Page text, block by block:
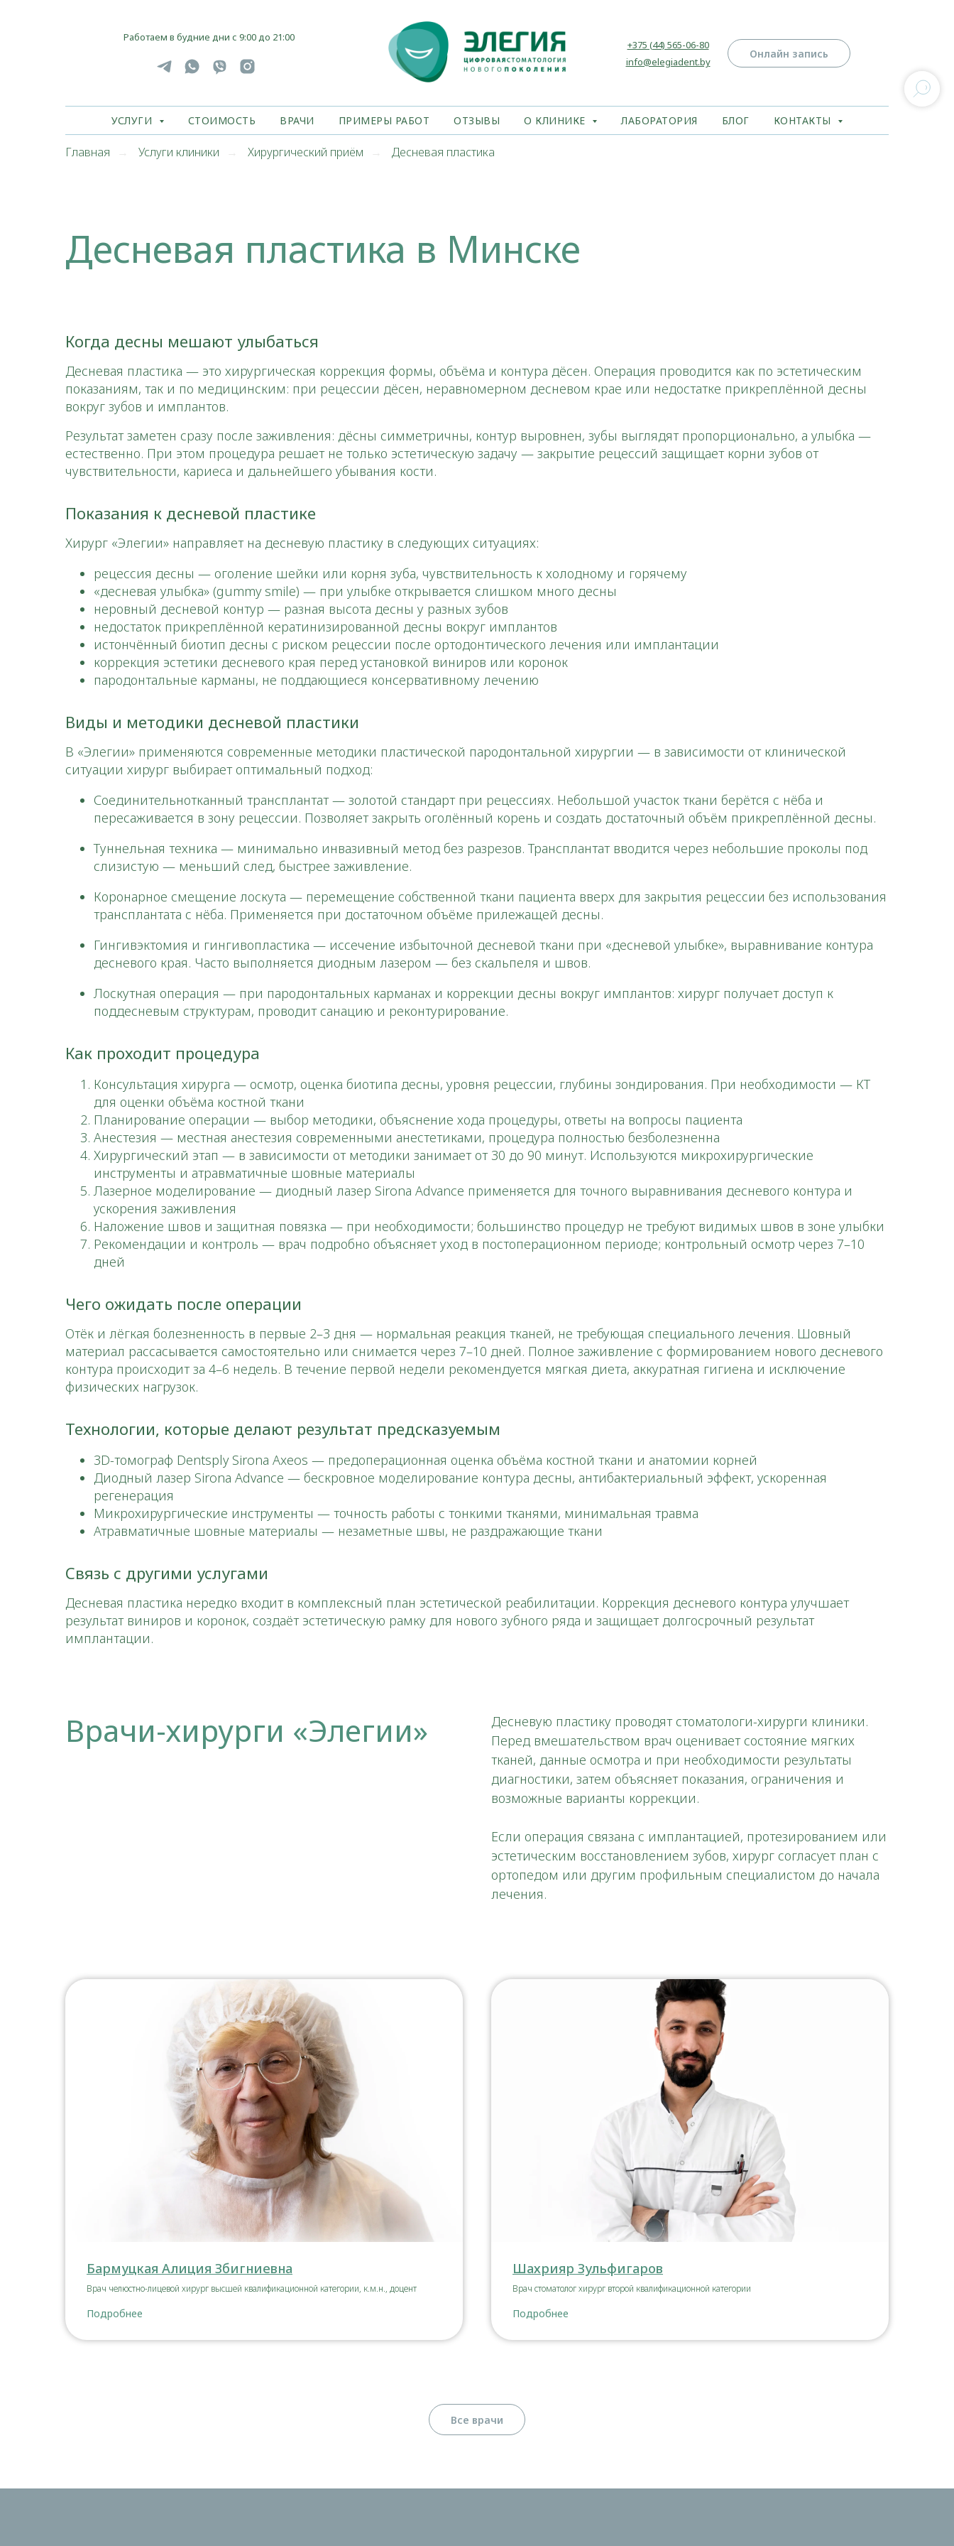
Работаем в будние дни с 9:00 до 21:00
+375 (44) 565-06-80
info@elegiadent.by
Онлайн запись
УСЛУГИ СТОИМОСТЬ ВРАЧИ ПРИМЕРЫ РАБОТ ОТЗЫВЫ О КЛИНИКЕ ЛАБОРАТОРИЯ БЛОГ КОНТАКТЫ
Главная → Услуги клиники → Хирургический приём → Десневая пластика
Десневая пластика в Минске
Когда десны мешают улыбаться
Десневая пластика — это хирургическая коррекция формы, объёма и контура дёсен. Операция проводится как по эстетическим
показаниям, так и по медицинским: при рецессии дёсен, неравномерном десневом крае или недостатке прикреплённой десны
вокруг зубов и имплантов.​
Результат заметен сразу после заживления: дёсны симметричны, контур выровнен, зубы выглядят пропорционально, а улыбка —
естественно. При этом процедура решает не только эстетическую задачу — закрытие рецессий защищает корни зубов от
чувствительности, кариеса и дальнейшего убывания кости.​
Показания к десневой пластике
Хирург «Элегии» направляет на десневую пластику в следующих ситуациях:
рецессия десны — оголение шейки или корня зуба, чувствительность к холодному и горячему
«десневая улыбка» (gummy smile) — при улыбке открывается слишком много десны
неровный десневой контур — разная высота десны у разных зубов
недостаток прикреплённой кератинизированной десны вокруг имплантов
истончённый биотип десны с риском рецессии после ортодонтического лечения или имплантации
коррекция эстетики десневого края перед установкой виниров или коронок
пародонтальные карманы, не поддающиеся консервативному лечению
Виды и методики десневой пластики
В «Элегии» применяются современные методики пластической пародонтальной хирургии — в зависимости от клинической
ситуации хирург выбирает оптимальный подход:​
Соединительнотканный трансплантат — золотой стандарт при рецессиях. Небольшой участок ткани берётся с нёба и
пересаживается в зону рецессии. Позволяет закрыть оголённый корень и создать достаточный объём прикреплённой десны.
Туннельная техника — минимально инвазивный метод без разрезов. Трансплантат вводится через небольшие проколы под
слизистую — меньший след, быстрее заживление.
Коронарное смещение лоскута — перемещение собственной ткани пациента вверх для закрытия рецессии без использования
трансплантата с нёба. Применяется при достаточном объёме прилежащей десны.
Гингивэктомия и гингивопластика — иссечение избыточной десневой ткани при «десневой улыбке», выравнивание контура
десневого края. Часто выполняется диодным лазером — без скальпеля и швов.
Лоскутная операция — при пародонтальных карманах и коррекции десны вокруг имплантов: хирург получает доступ к
поддесневым структурам, проводит санацию и реконтурирование.
Как проходит процедура
Консультация хирурга — осмотр, оценка биотипа десны, уровня рецессии, глубины зондирования. При необходимости — КТ
для оценки объёма костной ткани
Планирование операции — выбор методики, объяснение хода процедуры, ответы на вопросы пациента
Анестезия — местная анестезия современными анестетиками, процедура полностью безболезненна
Хирургический этап — в зависимости от методики занимает от 30 до 90 минут. Используются микрохирургические
инструменты и атравматичные шовные материалы
Лазерное моделирование — диодный лазер Sirona Advance применяется для точного выравнивания десневого контура и
ускорения заживления
Наложение швов и защитная повязка — при необходимости; большинство процедур не требуют видимых швов в зоне улыбки
Рекомендации и контроль — врач подробно объясняет уход в постоперационном периоде; контрольный осмотр через 7–10
дней​
Чего ожидать после операции
Отёк и лёгкая болезненность в первые 2–3 дня — нормальная реакция тканей, не требующая специального лечения. Шовный
материал рассасывается самостоятельно или снимается через 7–10 дней. Полное заживление с формированием нового десневого
контура происходит за 4–6 недель. В течение первой недели рекомендуется мягкая диета, аккуратная гигиена и исключение
физических нагрузок.​
Технологии, которые делают результат предсказуемым
3D-томограф Dentsply Sirona Axeos — предоперационная оценка объёма костной ткани и анатомии корней
Диодный лазер Sirona Advance — бескровное моделирование контура десны, антибактериальный эффект, ускоренная
регенерация
Микрохирургические инструменты — точность работы с тонкими тканями, минимальная травма
Атравматичные шовные материалы — незаметные швы, не раздражающие ткани​
Связь с другими услугами
Десневая пластика нередко входит в комплексный план эстетической реабилитации. Коррекция десневого контура улучшает
результат виниров и коронок, создаёт эстетическую рамку для нового зубного ряда и защищает долгосрочный результат
имплантации.
Врачи-хирурги «Элегии»
Десневую пластику проводят стоматологи-хирурги клиники.
Перед вмешательством врач оценивает состояние мягких
тканей, данные осмотра и при необходимости результаты
диагностики, затем объясняет показания, ограничения и
возможные варианты коррекции.
Если операция связана с имплантацией, протезированием или
эстетическим восстановлением зубов, хирург согласует план с
ортопедом или другим профильным специалистом до начала
лечения.
Бармуцкая Алиция Збигниевна
Врач челюстно-лицевой хирург высшей квалификационной категории, к.м.н., доцент
Подробнее
Шахрияр Зульфигаров
Врач стоматолог хирург второй квалификационной категории
Подробнее
Все врачи